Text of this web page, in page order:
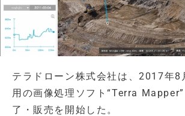
テラドローン株式会社は、2017年8
用の画像処理ソフト“Terra
了・販売を開始した。